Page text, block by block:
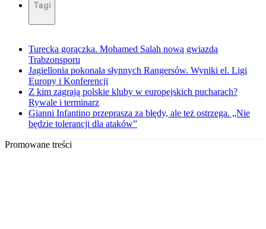
Tagi
Turecka gorączka. Mohamed Salah nową gwiazdą
Trabzonsporu
Jagiellonia pokonała słynnych Rangersów. Wyniki el. Ligi
Europy i Konferencji
Z kim zagrają polskie kluby w europejskich pucharach?
Rywale i terminarz
Gianni Infantino przeprasza za błędy, ale też ostrzega. „Nie
będzie tolerancji dla ataków”
Promowane treści